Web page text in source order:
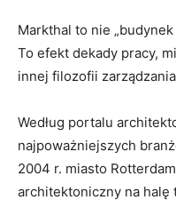
Markthal to nie
To efekt dekady pracy,
innej filozofii
Według portalu
najpoważniejszych
2004 r. miasto
architektoniczny na halę